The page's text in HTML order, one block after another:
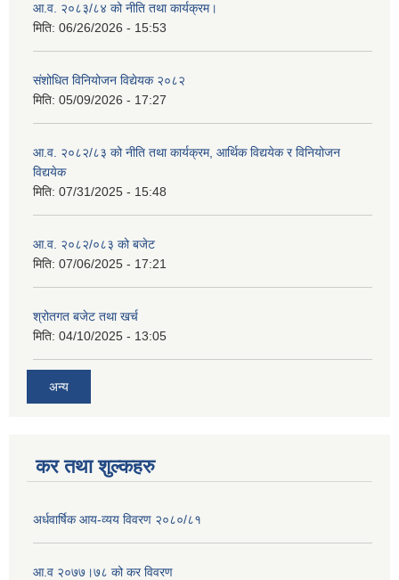
आ.व. २०८३/८४ को नीति तथा कार्यक्रम।
मिति: 06/26/2026 - 15:53
संशोधित विनियोजन विद्येयक २०८२
मिति: 05/09/2026 - 17:27
आ.व. २०८२/८३ को नीति तथा कार्यक्रम, आर्थिक विद्ययेक र विनियोजन
विद्ययेक
मिति: 07/31/2025 - 15:48
आ.व. २०८२/०८३ को बजेट
मिति: 07/06/2025 - 17:21
श्रोतगत बजेट तथा खर्च
मिति: 04/10/2025 - 13:05
अन्य
कर तथा शुल्कहरु
अर्धवार्षिक आय-व्यय विवरण २०८०/८१
आ.व २०७७।७८ को कर विवरण